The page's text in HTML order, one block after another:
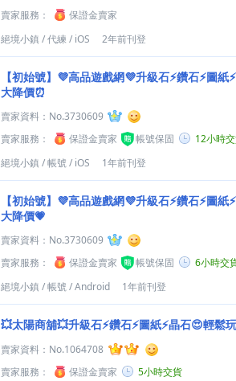
賣家服務：
保證金賣家
絕境小鎮 /代練 / iOS 2年前刊登
【初始號】💜高品遊戲網💜升級石⚡鑽石⚡圖紙
大降價⏰
賣家資料： No.3730609
賣家服務：
保證金賣家 帳號保固
12小時
絕境小鎮 /帳號/ iOS 1年前刊登
【初始號】💜高品遊戲網💜升級石⚡鑽石⚡圖紙
大降價💗
賣家資料： No.3730609
賣家服務：
保證金賣家 帳號保固
6小時交
絕境小鎮 /帳號/Android 1年前刊登
💥太陽商舖💥升級石⚡鑽石⚡圖紙⚡晶石😍輕鬆
賣家資料： No.1064708
賣家服務：
保證金賣家
5小時交貨